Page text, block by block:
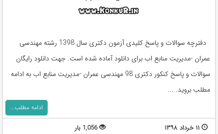
دفترچه سوالات و پاسخ کلیدی آزمون دکتری سال 1398 رشته مهندسی
عمران -مدیریت منابع اب برای دانلود آماده شده است. جهت دانلود رایگان
سوالات و پاسخ کنکور دکتری 98 مهندسی عمران -مدیریت منابع اب به ادامه
مطلب بروید. ...
ادامه مطلب...
۱۱ خرداد ۱۳۹۸
1,056 بار